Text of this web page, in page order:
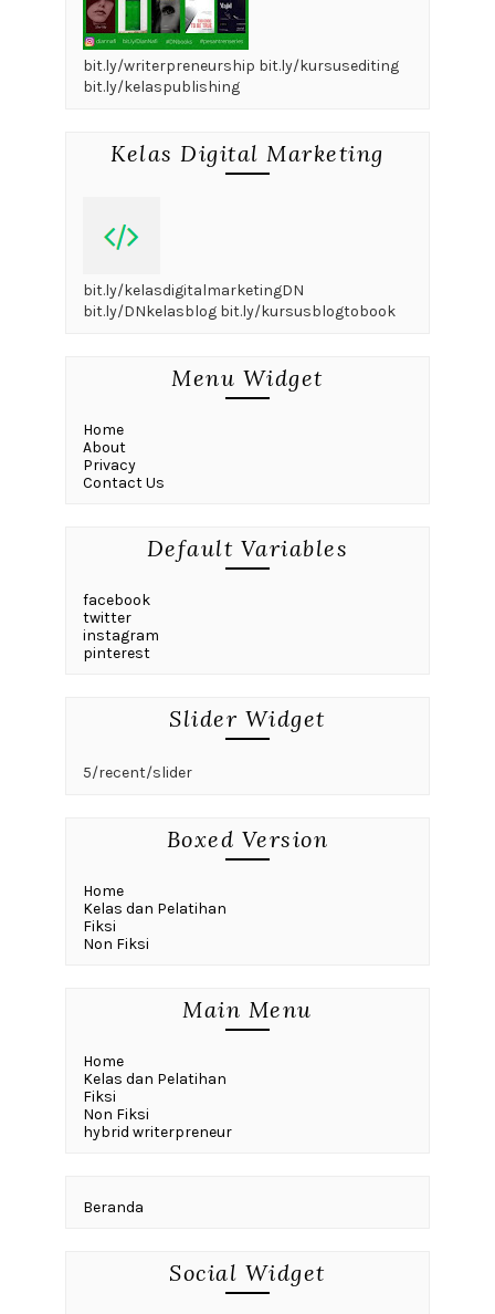
bit.ly/writerpreneurship bit.ly/kursusediting
bit.ly/kelaspublishing
Kelas Digital Marketing
bit.ly/kelasdigitalmarketingDN
bit.ly/DNkelasblog bit.ly/kursusblogtobook
Menu Widget
Home
About
Privacy
Contact Us
Default Variables
facebook
twitter
instagram
pinterest
Slider Widget
5/recent/slider
Boxed Version
Home
Kelas dan Pelatihan
Fiksi
Non Fiksi
Main Menu
Home
Kelas dan Pelatihan
Fiksi
Non Fiksi
hybrid writerpreneur
Beranda
Social Widget